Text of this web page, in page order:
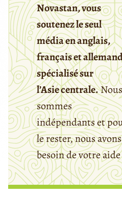
Novastan, vous
soutenez le seul
média en anglais,
français et
spécialisé sur
l’Asie centrale.Nous
sommes
indépendants et
le rester, nous avons
besoin de votre